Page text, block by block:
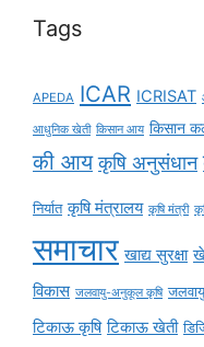
Tags
APEDA ICAR ICRISAT
आधुनिक खेती किसान आय किसान
की आय कृषि अनुसंधान
निर्यात कृषि मंत्रालय कृषि मंत्री
समाचार खाद्य सुरक्षा
विकास जलवायु-अनुकूल कृषि जलवायु
टिकाऊ कृषि टिकाऊ खेती